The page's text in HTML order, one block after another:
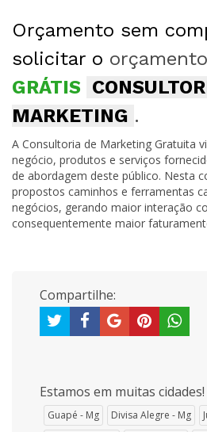
Orçamento sem
solicitar o orçamento
GRÁTIS
MARKETING .
A Consultoria de Marketing Gratuita
negócio, produtos e serviços
de abordagem deste público. Nesta
propostos caminhos e ferramentas
negócios, gerando maior interação
consequentemente maior
Compartilhe:
Estamos em muitas cidades!
Guapé - Mg Divisa Alegre - Mg